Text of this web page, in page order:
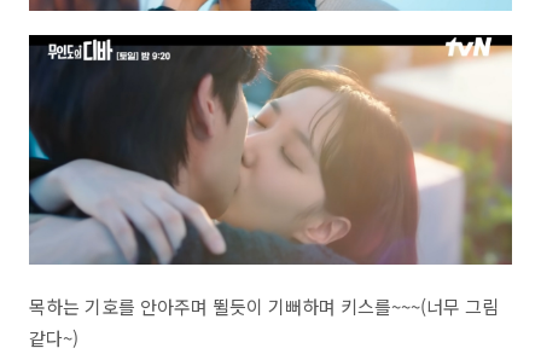
목하는 기호를 안아주며 뛸듯이 기뻐하며 키스를~~~(너무 그림
같다~)